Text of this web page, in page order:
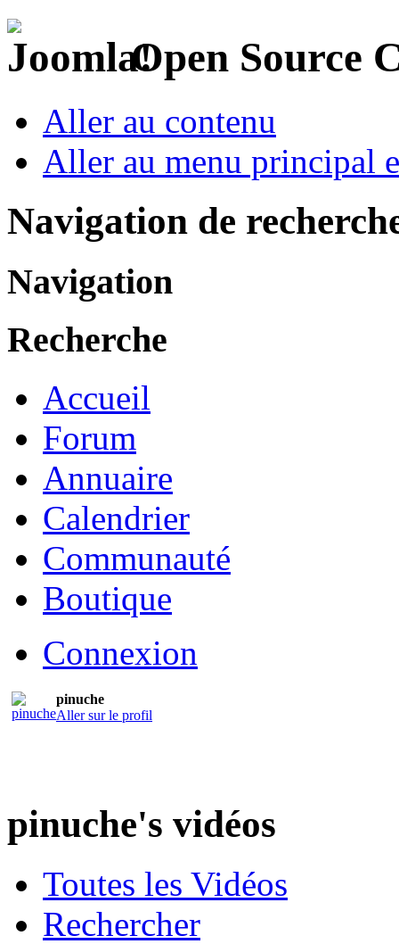
Open Source
Aller au contenu
Aller au menu principal
Navigation de
Navigation
Recherche
Accueil
Forum
Annuaire
Calendrier
Communauté
Boutique
Connexion
pinuche
Aller sur le profil
pinuche's vidéos
Toutes les Vidéos
Rechercher